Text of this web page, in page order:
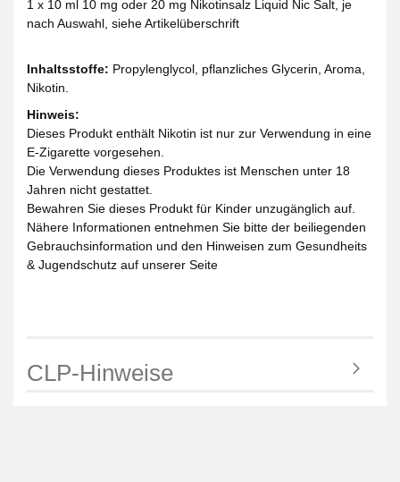
1 x 10 ml 10 mg oder 20 mg Nikotinsalz Liquid Nic Salt, je
nach Auswahl, siehe Artikelüberschrift
Inhaltsstoffe: Propylenglycol, pflanzliches Glycerin, Aroma,
Nikotin.
Hinweis:
Dieses Produkt enthält Nikotin ist nur zur Verwendung in eine
E-Zigarette vorgesehen.
Die Verwendung dieses Produktes ist Menschen unter 18
Jahren nicht gestattet.
Bewahren Sie dieses Produkt für Kinder unzugänglich auf.
Nähere Informationen entnehmen Sie bitte der beiliegenden
Gebrauchsinformation und den Hinweisen zum Gesundheits
& Jugendschutz auf unserer Seite
CLP-Hinweise